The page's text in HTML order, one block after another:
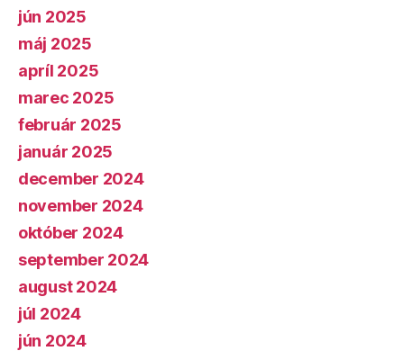
jún 2025
máj 2025
apríl 2025
marec 2025
február 2025
január 2025
december 2024
november 2024
október 2024
september 2024
august 2024
júl 2024
jún 2024